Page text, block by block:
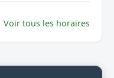
Voir tous les horaires